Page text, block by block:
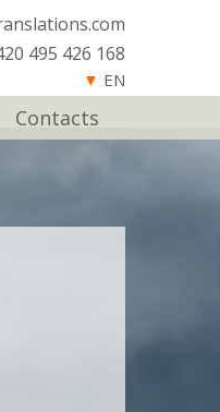
495 426 168
▼ EN
Contacts